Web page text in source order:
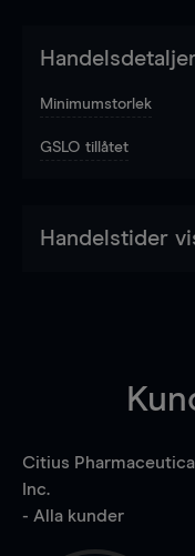
Minimumstorlek
GSLO tillåtet
Handelstider
Citius
Inc.
- Alla kunder